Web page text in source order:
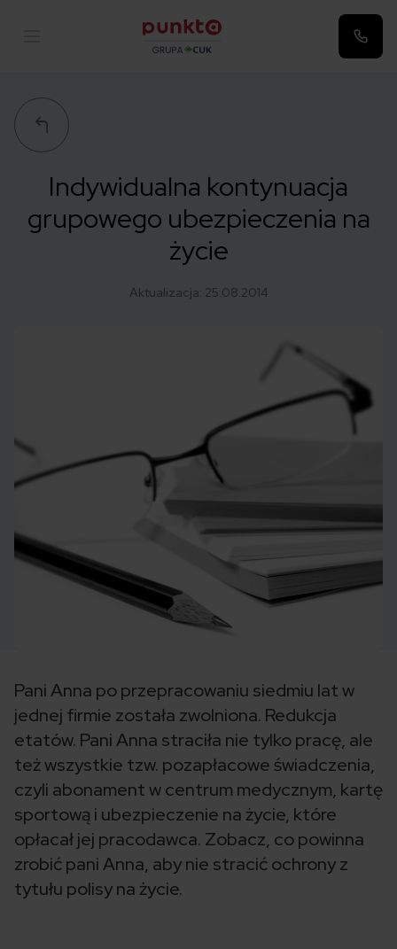
Indywidualna kontynuacja
grupowego ubezpieczenia na
życie
Aktualizacja: 25.08.2014
Pani Anna po przepracowaniu siedmiu lat w
jednej firmie została zwolniona. Redukcja
etatów. Pani Anna straciła nie tylko pracę, ale
też wszystkie tzw. pozapłacowe świadczenia,
czyli abonament w centrum medycznym, kartę
sportową i ubezpieczenie na życie, które
opłacał jej pracodawca. Zobacz, co powinna
zrobić pani Anna, aby nie stracić ochrony z
tytułu polisy na życie.